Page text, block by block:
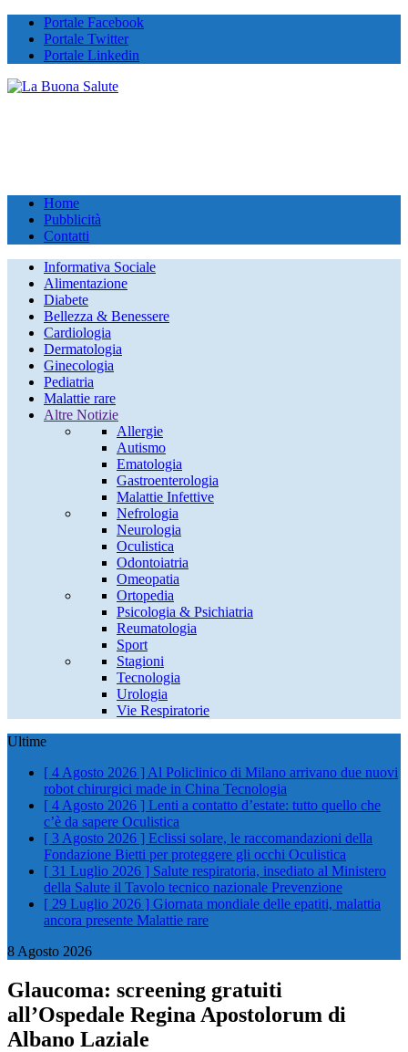
Portale Facebook
Portale Twitter
Portale Linkedin
Home
Pubblicità
Contatti
Informativa Sociale
Alimentazione
Diabete
Bellezza & Benessere
Cardiologia
Dermatologia
Ginecologia
Pediatria
Malattie rare
Altre Notizie
Allergie
Autismo
Ematologia
Gastroenterologia
Malattie Infettive
Nefrologia
Neurologia
Oculistica
Odontoiatria
Omeopatia
Ortopedia
Psicologia & Psichiatria
Reumatologia
Sport
Stagioni
Tecnologia
Urologia
Vie Respiratorie
Ultime
[ 4 Agosto 2026 ] Al Policlinico di Milano arrivano due nuovi
robot chirurgici made in China Tecnologia
[ 4 Agosto 2026 ] Lenti a contatto d’estate: tutto quello che
c’è da sapere Oculistica
[ 3 Agosto 2026 ] Eclissi solare, le raccomandazioni della
Fondazione Bietti per proteggere gli occhi Oculistica
[ 31 Luglio 2026 ] Salute respiratoria, insediato al Ministero
della Salute il Tavolo tecnico nazionale Prevenzione
[ 29 Luglio 2026 ] Giornata mondiale delle epatiti, malattia
ancora presente Malattie rare
8 Agosto 2026
Glaucoma: screening gratuiti
all’Ospedale Regina Apostolorum di
Albano Laziale